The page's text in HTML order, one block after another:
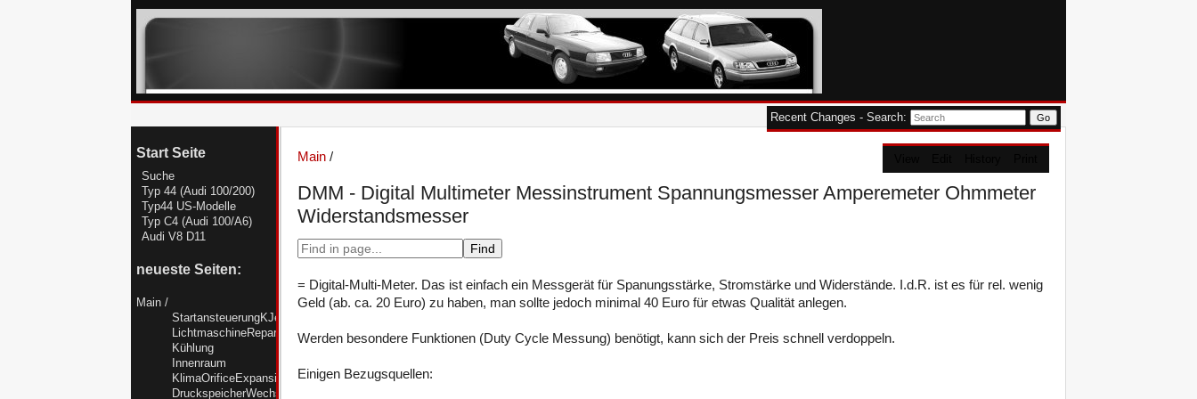
Recent Changes - Search:
Start Seite
Suche
Typ 44 (Audi 100/200)
Typ44 US-Modelle
Typ C4 (Audi 100/A6)
Audi V8 D11
neueste Seiten:
Main /
StartansteuerungKJetronicTyp44
LichtmaschineReparieren
Kühlung
Innenraum
KlimaOrificeExpansionsventilR12R134a
DruckspeicherWechseln
Main /
DMM - Digital Multimeter Messinstrument Spannungsmesser Amperemeter Ohmmeter
Widerstandsmesser
= Digital-Multi-Meter. Das ist einfach ein Messgerät für Spanungsstärke, Stromstärke und Widerstände. I.d.R. ist es für rel. wenig
Geld (ab. ca. 20 Euro) zu haben, man sollte jedoch minimal 40 Euro für etwas Qualität anlegen.
Werden besondere Funktionen (Duty Cycle Messung) benötigt, kann sich der Preis schnell verdoppeln.
Einigen Bezugsquellen: